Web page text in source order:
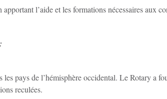
l’aide et les formations nécessaires aux
pays de l’hémisphère occidental. Le Rotary a
reculées.